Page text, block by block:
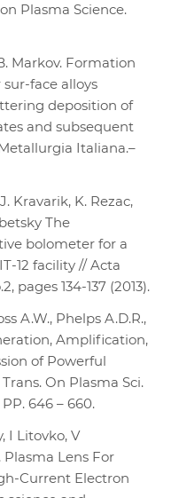
Plasma Science.
Markov. Formation
face alloys
deposition of
and subsequent
Italiana.–
Kravarik, K. Rezac,
The
bolometer for a
12 facility // Acta
pages 134-137 (2013).
A.W., Phelps A.D.R.,
Amplification,
of Powerful
On Plasma Sci.
PP. 646 – 660.
I Litovko, V
Plasma Lens For
Current Electron